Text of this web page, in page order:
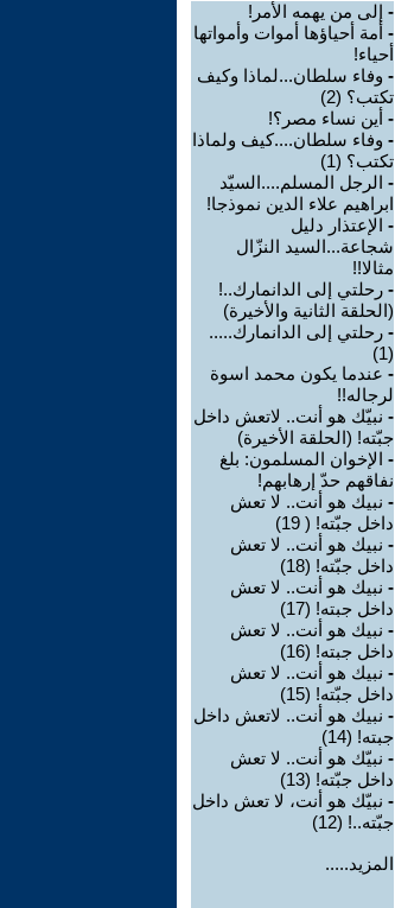
- إلى من يهمه الأمر!
- أمة أحياؤها أموات وأمواتها
أحياء!
- وفاء سلطان...لماذا وكيف
تكتب؟ (2)
- أين نساء مصر؟!
- وفاء سلطان....كيف ولماذا
تكتب؟ (1)
- الرجل المسلم....السيّد
ابراهيم علاء الدين نموذجا!
- الإعتذار دليل
شجاعة...السيد النزّال
مثالا!!
- رحلتي إلى الدانمارك..!
(الحلقة الثانية والأخيرة)
- رحلتي إلى الدانمارك.....
(1)
- عندما يكون محمد اسوة
لرجاله!!
- نبيّك هو أنت.. لاتعش داخل
جبّته! (الحلقة الأخيرة)
- الإخوان المسلمون: بلغ
نفاقهم حدّ إرهابهم!
- نبيك هو أنت.. لا تعش
داخل جبّته! ( 19)
- نبيك هو أنت.. لا تعش
داخل جبّته! (18)
- نبيك هو أنت.. لا تعش
داخل جبته! (17)
- نبيك هو أنت.. لا تعش
داخل جبته! (16)
- نبيك هو أنت.. لا تعش
داخل جبّته! (15)
- نبيك هو أنت.. لاتعش داخل
جبته! (14)
- نبيّك هو أنت.. لا تعش
داخل جبّته! (13)
- نبيّك هو أنت، لا تعش داخل
جبّته..! (12)
المزيد.....